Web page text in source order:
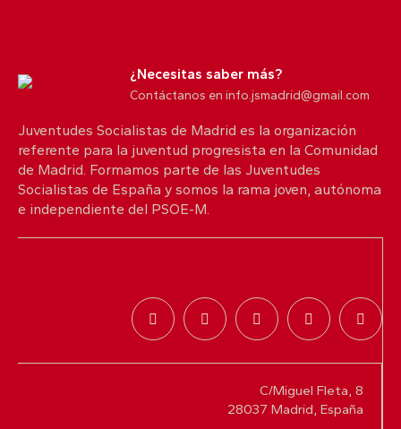
Juventudes Socialistas de Madrid
@jsmadrid
· 25 Jul
Comunicado JSM
Con quien nos protege. Con quienes lo han
Madrid y distintos territorios de España.
6 9
¿Necesitas saber más?
Contáctanos en info.jsmadrid@gmail.com
Juventudes Socialistas de Madrid es la organización
referente para la juventud progresista en la Comunidad
de Madrid. Formamos parte de las Juventudes
Socialistas de España y somos la rama joven, autónoma
e independiente del PSOE-M.
C/Miguel Fleta, 8
28037 Madrid, España